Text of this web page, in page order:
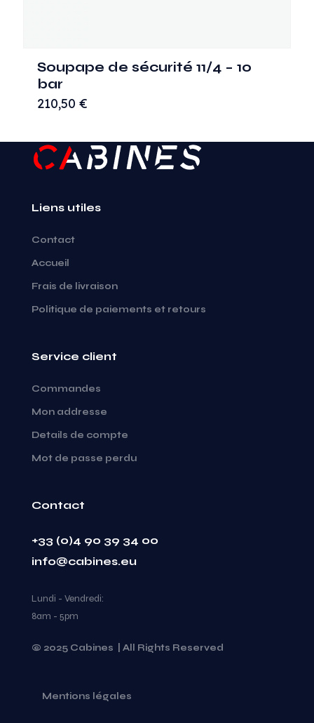
Soupape de sécurité 11/4 – 10
bar
210,50 €
Liens utiles
Contact
Accueil
Frais de livraison
Politique de paiements et retours
Service client
Commandes
Mon addresse
Details de compte
Mot de passe perdu
Contact
+33 (0)4 90 39 34 00
info@cabines.eu
Lundi - Vendredi:
8am - 5pm
© 2025 Cabines | All Rights Reserved
Mentions légales